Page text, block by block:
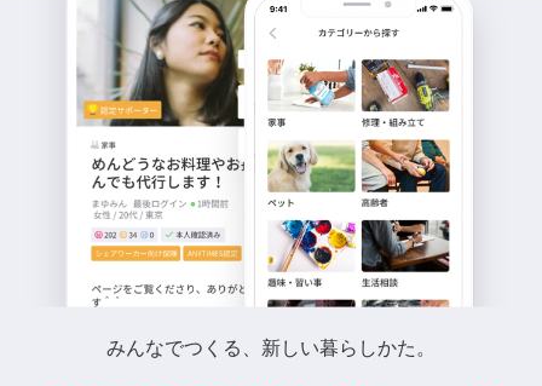
みんなでつくる、新しい暮らしかた。